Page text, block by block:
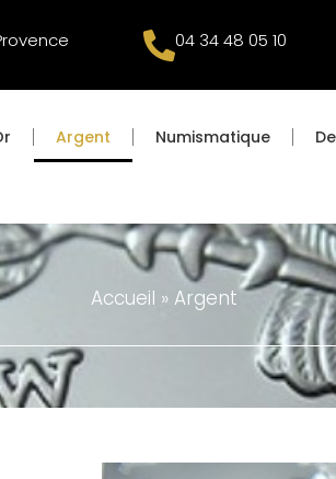
04 34 48 05 10
Argent Numismatique
Accueil » Argent